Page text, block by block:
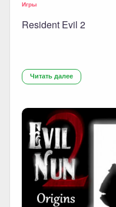
Игры
Resident Evil 2
Читать далее